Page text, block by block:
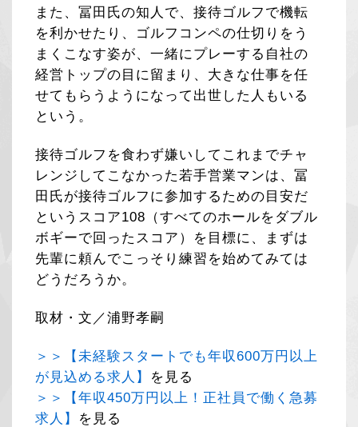
また、冨田氏の知人で、接待ゴルフで機転
を利かせたり、ゴルフコンペの仕切りをう
まくこなす姿が、一緒にプレーする自社の
経営トップの目に留まり、大きな仕事を任
せてもらうようになって出世した人もいる
という。
接待ゴルフを食わず嫌いしてこれまでチャ
レンジしてこなかった若手営業マンは、冨
田氏が接待ゴルフに参加するための目安だ
というスコア108（すべてのホールをダブル
ボギーで回ったスコア）を目標に、まずは
先輩に頼んでこっそり練習を始めてみては
どうだろうか。
取材・文／浦野孝嗣
＞＞【未経験スタートでも年収600万円以上
が見込める求人】 を見る
＞＞【年収450万円以上！正社員で働く急募
求人】 を見る